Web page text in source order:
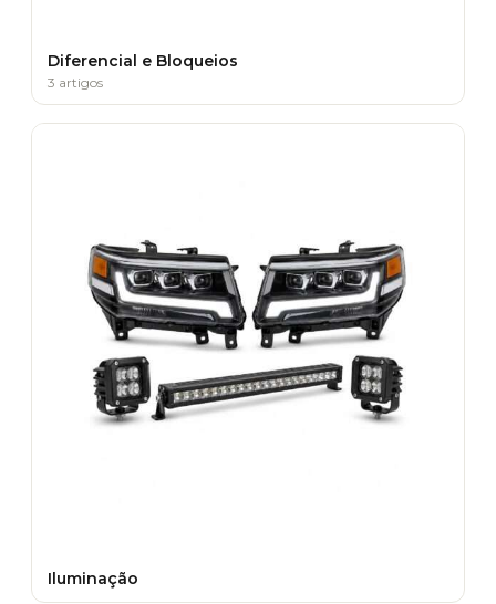
Diferencial e Bloqueios
3 artigos
Iluminação